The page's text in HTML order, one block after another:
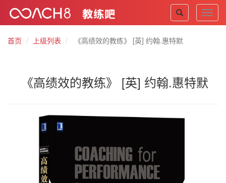
首页
上级列表 《高绩效的教练》 [英] 约翰.惠特默
《高绩效的教练》 [英] 约翰.惠特默